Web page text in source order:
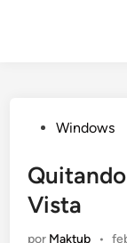
Publicado
Windows
Vista
por Maktub •